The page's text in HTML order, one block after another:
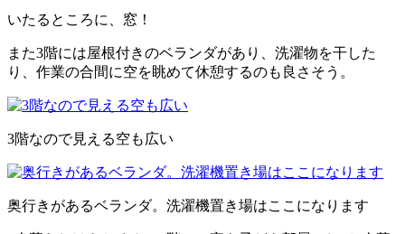
いたるところに、窓！
また3階には屋根付きのベランダがあり、洗濯物を干した
り、作業の合間に空を眺めて休憩するのも良さそう。
3階なので見える空も広い
奥行きがあるベランダ。洗濯機置き場はここになります